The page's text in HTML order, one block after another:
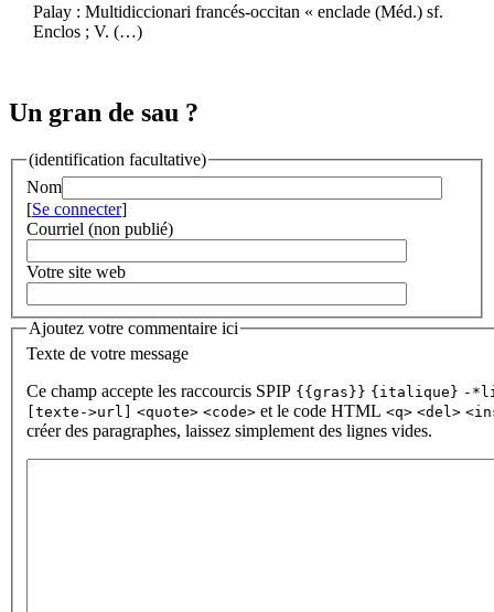
Palay : Multidiccionari francés-occitan « enclade (Méd.) sf.
Enclos ; V. (…)
Un gran de sau ?
(identification facultative)
Nom
[Se connecter]
Courriel (non publié)
Votre site web
Ajoutez votre commentaire ici
Texte de votre message
Ce champ accepte les raccourcis SPIP {{gras}} {italique} -
[texte->url]
<quote> <code> et le code HTML <q> <del>
créer des paragraphes, laissez simplement des lignes vides.